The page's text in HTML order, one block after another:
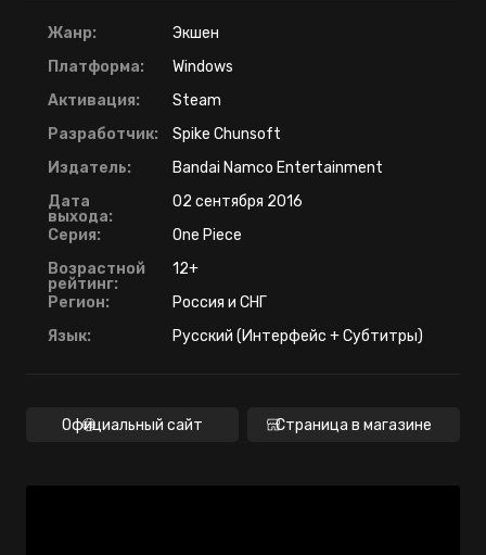
Жанр:
Экшен
Платформа:
Windows
Активация:
Steam
Разработчик:
Spike Chunsoft
Издатель:
Bandai Namco Entertainment
Дата
выхода:
02 сентября 2016
Серия:
One Piece
Возрастной
рейтинг:
12+
Регион:
Россия и СНГ
Язык:
Русский (Интерфейс + Субтитры)
Официальный сайт Страница в магазине